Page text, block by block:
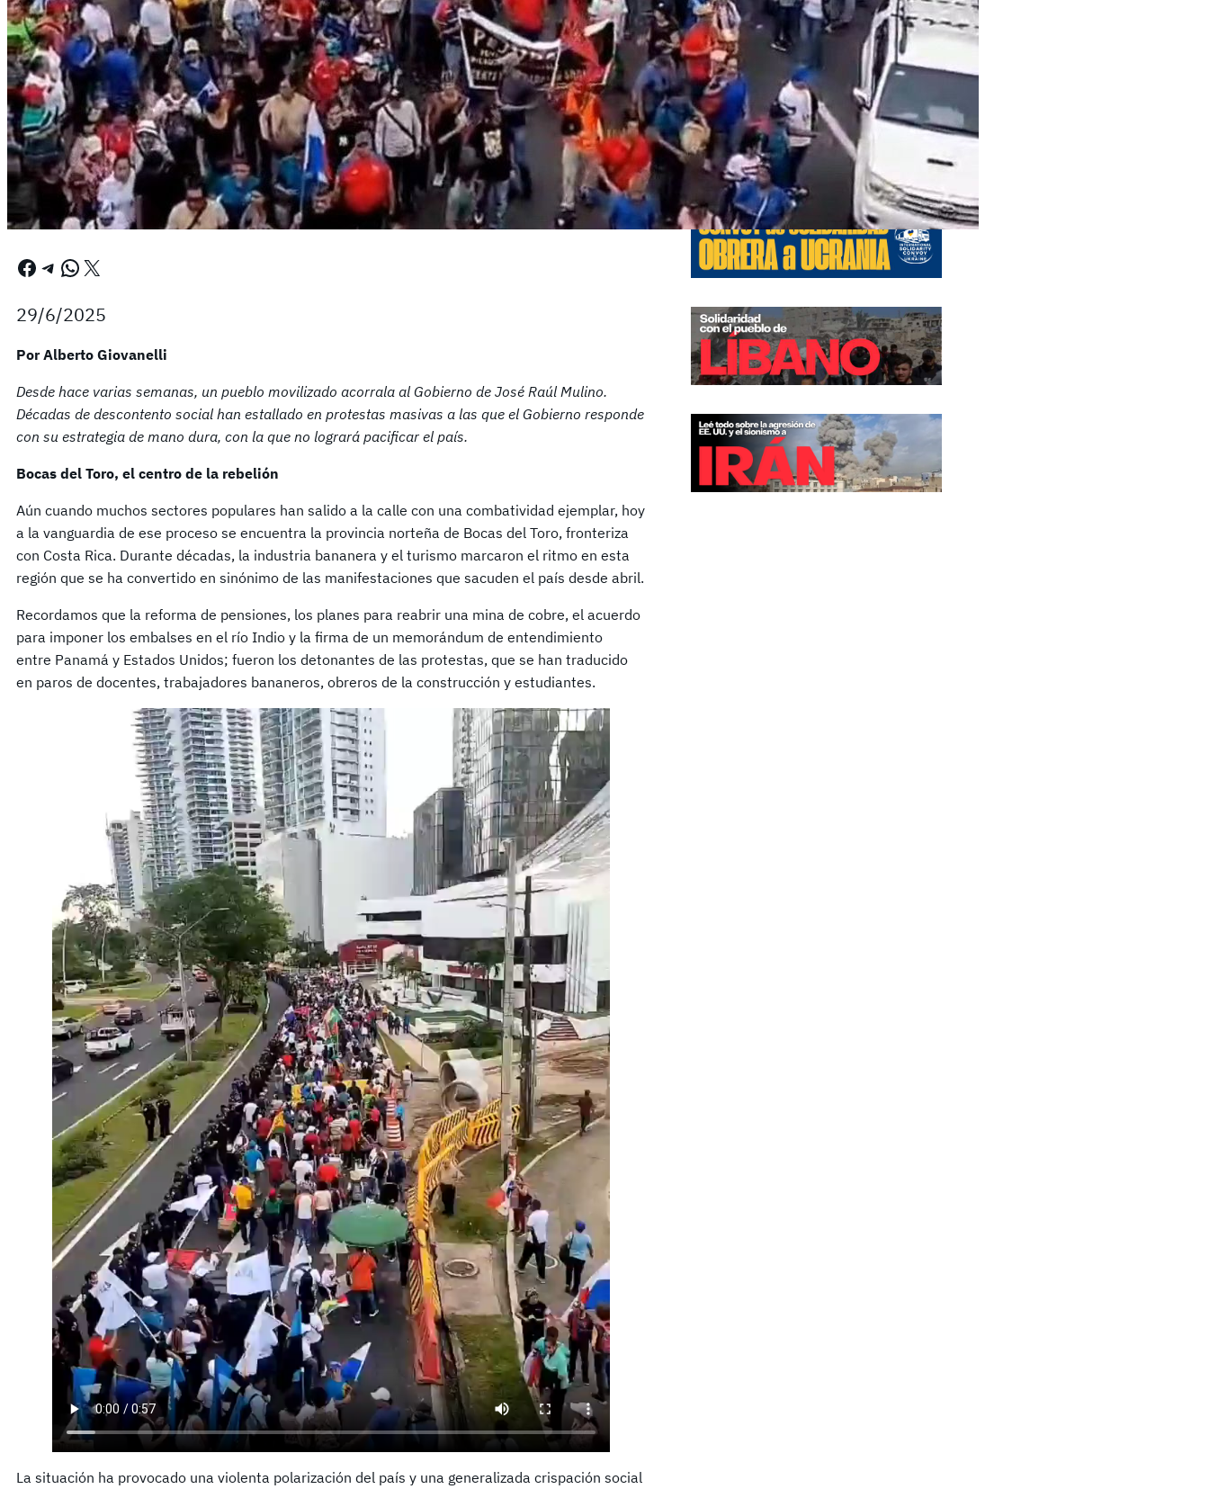
Facebook Telegram WhatsApp X
29/6/2025
Por Alberto Giovanelli
Desde hace varias semanas, un pueblo movilizado acorrala al Gobierno de José Raúl Mulino.
Décadas de descontento social han estallado en protestas masivas a las que el Gobierno responde
con su estrategia de mano dura, con la que no logrará pacificar el país.
Bocas del Toro, el centro de la rebelión
Aún cuando muchos sectores populares han salido a la calle con una combatividad ejemplar, hoy
a la vanguardia de ese proceso se encuentra la provincia norteña de Bocas del Toro, fronteriza
con Costa Rica. Durante décadas, la industria bananera y el turismo marcaron el ritmo en esta
región que se ha convertido en sinónimo de las manifestaciones que sacuden el país desde abril.
Recordamos que la reforma de pensiones, los planes para reabrir una mina de cobre, el acuerdo
para imponer los embalses en el río Indio y la firma de un memorándum de entendimiento
entre Panamá y Estados Unidos; fueron los detonantes de las protestas, que se han traducido
en paros de docentes, trabajadores bananeros, obreros de la construcción y estudiantes.
La situación ha provocado una violenta polarización del país y una generalizada crispación social